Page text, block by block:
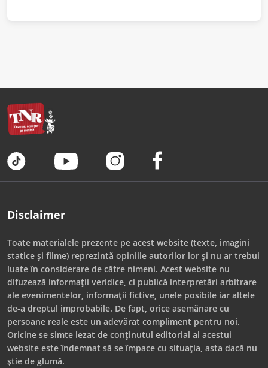
Disclaimer
Toate materialele prezente pe acest website (texte, imagini
statice și filme) reprezintă opiniile autorilor lor și nu ar trebui
luate în considerare de către nimeni. Acest website nu
difuzează informații veridice, ci publică interpretări arbitrare
ale evenimentelor, informații fictive, unele posibile iar altele
de-a dreptul improbabile. De fapt, orice asemănare cu
persoane reale este un adevărat compliment pentru noi.
Oricine se simte lezat de conținutul editorial al acestui
website este îndemnat să se împace cu situația, asta dacă nu
știe de glumă.